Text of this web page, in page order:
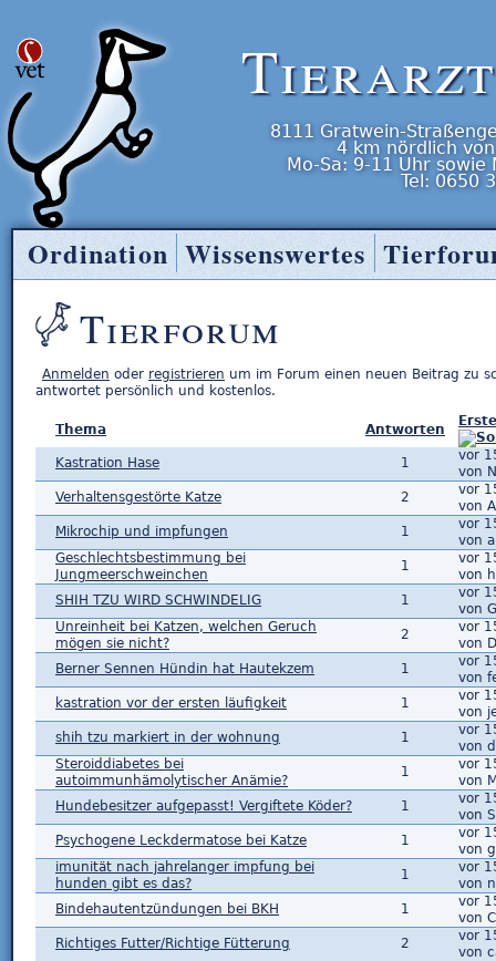
8111 Gratwein-
4 km nördlich
Mo-Sa: 9-11 Uhr sowie
Tel: 0650
Tierforum
Anmelden oder registrieren um im Forum einen neuen Beitrag zu
antwortet persönlich und kostenlos.
Thema Antworten
Kastration Hase 1
vor
von
Verhaltensgestörte Katze
2
vor
von
Mikrochip und impfungen
1
vor
von
Geschlechtsbestimmung bei
Jungmeerschweinchen
1
vor
von
SHIH TZU WIRD SCHWINDELIG
1
vor
von
Unreinheit bei Katzen, welchen Geruch
mögen sie nicht?
2
vor
von
Berner Sennen Hündin hat Hautekzem
1
vor
von
kastration vor der ersten läufigkeit
1
vor
von
shih tzu markiert in der wohnung
1
vor
von
Steroiddiabetes bei
autoimmunhämolytischer Anämie?
1
vor
von
Hundebesitzer aufgepasst! Vergiftete Köder?
1
vor
von
Psychogene Leckdermatose bei Katze
1
vor
von
imunität nach jahrelanger impfung bei
hunden gibt es das?
1
vor
von
Bindehautentzündungen bei BKH
1
vor
von
Richtiges Futter/Richtige Fütterung
2
vor
von
Tierarzt Entner
Ordination Wissenswertes